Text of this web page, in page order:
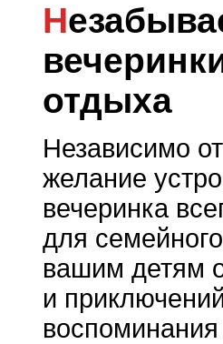
Незабываемые тематические
отдыха
Независимо
желание
вечеринка
для
вашим детям
и